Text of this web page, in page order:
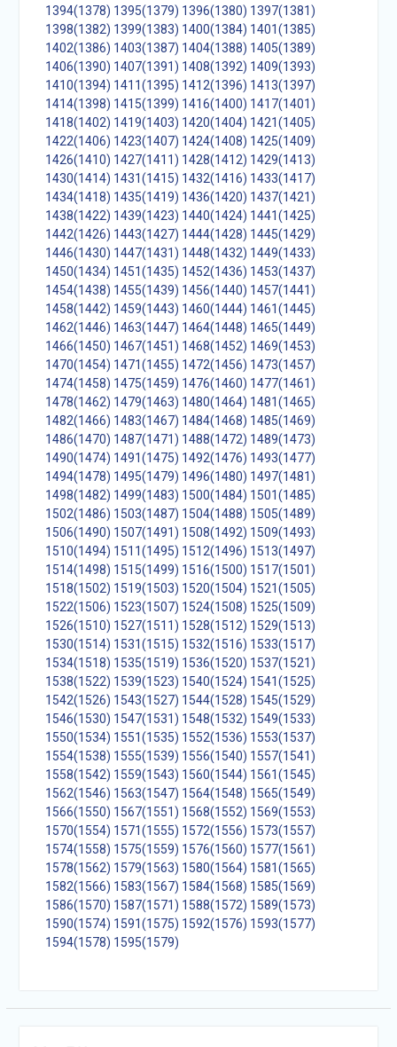
1394(1378) 1395(1379) 1396(1380) 1397(1381)
1398(1382) 1399(1383) 1400(1384) 1401(1385)
1402(1386) 1403(1387) 1404(1388) 1405(1389)
1406(1390) 1407(1391) 1408(1392) 1409(1393)
1410(1394) 1411(1395) 1412(1396) 1413(1397)
1414(1398) 1415(1399) 1416(1400) 1417(1401)
1418(1402) 1419(1403) 1420(1404) 1421(1405)
1422(1406) 1423(1407) 1424(1408) 1425(1409)
1426(1410) 1427(1411) 1428(1412) 1429(1413)
1430(1414) 1431(1415) 1432(1416) 1433(1417)
1434(1418) 1435(1419) 1436(1420) 1437(1421)
1438(1422) 1439(1423) 1440(1424) 1441(1425)
1442(1426) 1443(1427) 1444(1428) 1445(1429)
1446(1430) 1447(1431) 1448(1432) 1449(1433)
1450(1434) 1451(1435) 1452(1436) 1453(1437)
1454(1438) 1455(1439) 1456(1440) 1457(1441)
1458(1442) 1459(1443) 1460(1444) 1461(1445)
1462(1446) 1463(1447) 1464(1448) 1465(1449)
1466(1450) 1467(1451) 1468(1452) 1469(1453)
1470(1454) 1471(1455) 1472(1456) 1473(1457)
1474(1458) 1475(1459) 1476(1460) 1477(1461)
1478(1462) 1479(1463) 1480(1464) 1481(1465)
1482(1466) 1483(1467) 1484(1468) 1485(1469)
1486(1470) 1487(1471) 1488(1472) 1489(1473)
1490(1474) 1491(1475) 1492(1476) 1493(1477)
1494(1478) 1495(1479) 1496(1480) 1497(1481)
1498(1482) 1499(1483) 1500(1484) 1501(1485)
1502(1486) 1503(1487) 1504(1488) 1505(1489)
1506(1490) 1507(1491) 1508(1492) 1509(1493)
1510(1494) 1511(1495) 1512(1496) 1513(1497)
1514(1498) 1515(1499) 1516(1500) 1517(1501)
1518(1502) 1519(1503) 1520(1504) 1521(1505)
1522(1506) 1523(1507) 1524(1508) 1525(1509)
1526(1510) 1527(1511) 1528(1512) 1529(1513)
1530(1514) 1531(1515) 1532(1516) 1533(1517)
1534(1518) 1535(1519) 1536(1520) 1537(1521)
1538(1522) 1539(1523) 1540(1524) 1541(1525)
1542(1526) 1543(1527) 1544(1528) 1545(1529)
1546(1530) 1547(1531) 1548(1532) 1549(1533)
1550(1534) 1551(1535) 1552(1536) 1553(1537)
1554(1538) 1555(1539) 1556(1540) 1557(1541)
1558(1542) 1559(1543) 1560(1544) 1561(1545)
1562(1546) 1563(1547) 1564(1548) 1565(1549)
1566(1550) 1567(1551) 1568(1552) 1569(1553)
1570(1554) 1571(1555) 1572(1556) 1573(1557)
1574(1558) 1575(1559) 1576(1560) 1577(1561)
1578(1562) 1579(1563) 1580(1564) 1581(1565)
1582(1566) 1583(1567) 1584(1568) 1585(1569)
1586(1570) 1587(1571) 1588(1572) 1589(1573)
1590(1574) 1591(1575) 1592(1576) 1593(1577)
1594(1578) 1595(1579)